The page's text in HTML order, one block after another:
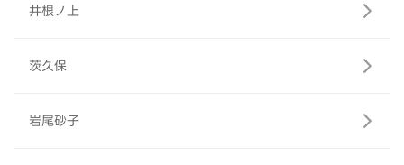
井根ノ上
茨久保
岩尾砂子